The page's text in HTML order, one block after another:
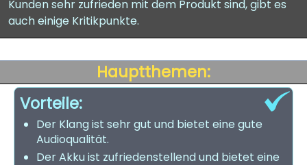
Kunden sehr zufrieden mit dem Produkt sind, gibt es
auch einige Kritikpunkte.
Hauptthemen:
Vorteile:
Der Klang ist sehr gut und bietet eine gute
Audioqualität.
Der Akku ist zufriedenstellend und bietet eine